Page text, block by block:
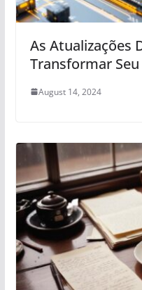
As Atualizações
Transformar
August 14, 2024